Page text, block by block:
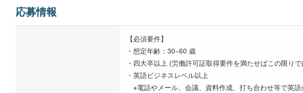
応募情報
【必須要件】
・想定年齢：30−60 歳
・四大卒以上 (労働許可証取得要件を満たせばこの限り
・英語ビジネスレベル以上
※電話やメール、会議、資料作成、打ち合わせ等で英語